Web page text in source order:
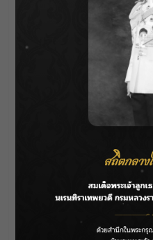
การพัฒนา AI Excellence
Smart Farming
Supply Chain ให้กลายเป็
“สิ่งสำคัญที่เราได้เรียน
การเรียนรู้คือพลังแห่งกา
ประชาชน ได้มีโอกาสแ
นี้สามารถต่อยอดไปสู่อา
เกิดคุณค่าที่กลับคืนสู่สัง
ของผู้บริหารระดับสูงขอ
คำมั่นว่า เราจะยังคงมุ่ง